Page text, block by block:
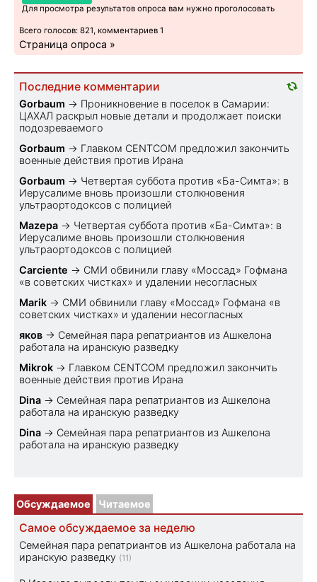
Для просмотра результатов опроса вам нужно проголосовать
Всего голосов: 821, комментариев 1
Страница опроса »
Последние комментарии
Gorbaum → Проникновение в поселок в Самарии:
ЦАХАЛ раскрыл новые детали и продолжает поиски
подозреваемого
Gorbaum → Главком CENTCOM предложил закончить
военные действия против Ирана
Gorbaum → Четвертая суббота против «Ба-Симта»: в
Иерусалиме вновь произошли столкновения
ультраортодоксов с полицией
Mazepa → Четвертая суббота против «Ба-Симта»: в
Иерусалиме вновь произошли столкновения
ультраортодоксов с полицией
Carciente → СМИ обвинили главу «Моссад» Гофмана
«в советских чистках» и удалении несогласных
Marik → СМИ обвинили главу «Моссад» Гофмана «в
советских чистках» и удалении несогласных
яков → Семейная пара репатриантов из Ашкелона
работала на иранскую разведку
Mikrok → Главком CENTCOM предложил закончить
военные действия против Ирана
Dina → Семейная пара репатриантов из Ашкелона
работала на иранскую разведку
Dina → Семейная пара репатриантов из Ашкелона
работала на иранскую разведку
Обсуждаемое Читаемое
Самое обсуждаемое за неделю
Семейная пара репатриантов из Ашкелона работала на
иранскую разведку (11)